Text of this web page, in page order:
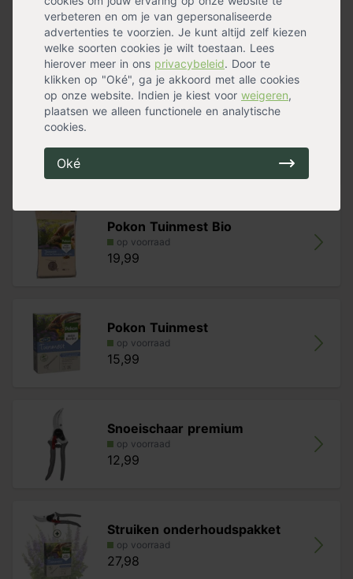
verbeteren en om je van gepersonaliseerde
advertenties te voorzien. Je kunt altijd zelf kiezen
welke soorten cookies je wilt toestaan. Lees
hierover meer in ons privacybeleid. Door te
klikken op "Oké", ga je akkoord met alle cookies
op onze website. Indien je kiest voor weigeren,
plaatsen we alleen functionele en analytische
cookies.
Oké
Verplantschepje breed
op voorraad
8,99
Pokon Tuinmest Bio
op voorraad
19,99
Pokon Tuinmest
op voorraad
15,99
Snoeischaar premium
op voorraad
12,99
Struiken onderhoudspakket
op voorraad
27,98